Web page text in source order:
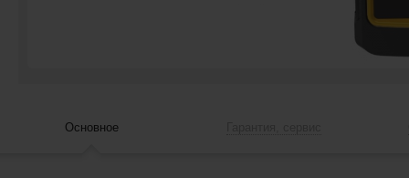
Основное